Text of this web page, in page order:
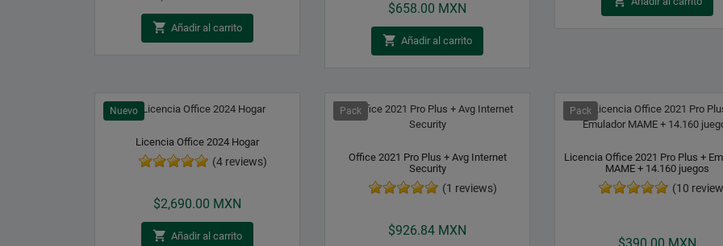
 Añadir al carrito
$658.00 MXN
 Añadir al carrito
Nuevo
Licencia Office 2024 Hogar
(4 reviews)
$2,690.00 MXN
 Añadir al carrito
Pack
Office 2021 Pro Plus + Avg Internet
Security
(1 reviews)
$926.84 MXN
Pack
Licencia Office 2021 Pro Plus +
MAME + 14.160 juegos
(10
$390.00 MXN